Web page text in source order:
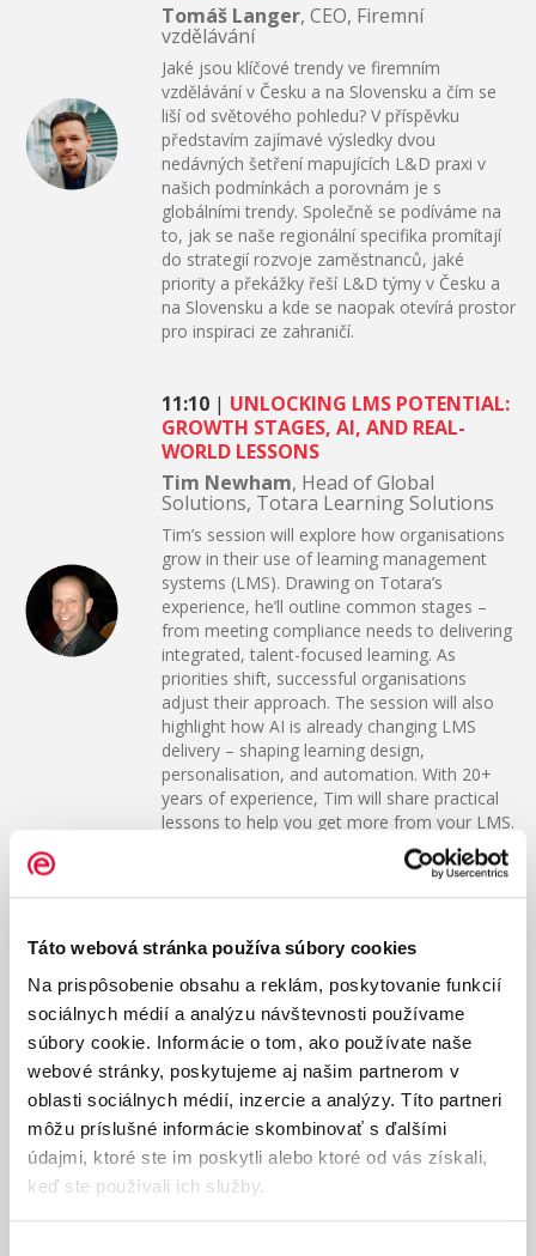
Táto webová stránka používa súbory cookies
Na prispôsobenie obsahu a reklám, poskytovanie funkcií
sociálnych médií a analýzu návštevnosti používame
súbory cookie. Informácie o tom, ako používate naše
webové stránky, poskytujeme aj našim partnerom v
oblasti sociálnych médií, inzercie a analýzy. Títo partneri
môžu príslušné informácie skombinovať s ďalšími
údajmi, ktoré ste im poskytli alebo ktoré od vás získali,
keď ste používali ich služby.
Tomáš Langer, CEO, Firemní
vzdělávání
Jaké jsou klíčové trendy ve firemním
vzdělávání v Česku a na Slovensku a čím se
liší od světového pohledu? V příspěvku
představím zajímavé výsledky dvou
nedávných šetření mapujících L&D praxi v
našich podmínkách a porovnám je s
globálními trendy. Společně se podíváme na
to, jak se naše regionální specifika promítají
do strategií rozvoje zaměstnanců, jaké
priority a překážky řeší L&D týmy v Česku a
na Slovensku a kde se naopak otevírá prostor
pro inspiraci ze zahraničí.
11:10 | UNLOCKING LMS POTENTIAL:
GROWTH STAGES, AI, AND REAL-
WORLD LESSONS
Tim Newham, Head of Global
Solutions, Totara Learning Solutions
Tim’s session will explore how organisations
grow in their use of learning management
systems (LMS). Drawing on Totara’s
experience, he’ll outline common stages –
from meeting compliance needs to delivering
integrated, talent-focused learning. As
priorities shift, successful organisations
adjust their approach. The session will also
highlight how AI is already changing LMS
delivery – shaping learning design,
personalisation, and automation. With 20+
years of experience, Tim will share practical
lessons to help you get more from your LMS.
11:40|DEVELOPING A MANAGEMENT
INTERNALLY-RUN APPROACH
Maxim Strashun
, Learning and
Development Leader - Global Solutions
& Services Group, Lenovo
During crises, cost cuts and hiring freezes,
training and development often suffers first.
How can a management pipeline be
developed effectively using only limited
resources (internal and external)? Which
tools, steps and approaches worked, and
which failed? Maxim will share practical